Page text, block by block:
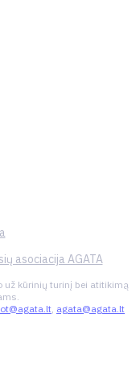
asociacija AGATA
už kūrinių turinį bei atitikimą
, agata@agata.lt